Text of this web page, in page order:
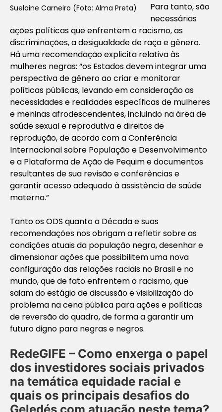
Suelaine Carneiro (Foto: Alma Preta)
Para tanto, são
necessárias
ações políticas que enfrentem o racismo, as
discriminações, a desigualdade de raça e gênero.
Há uma recomendação explicita relativa às
mulheres negras: “os Estados devem integrar uma
perspectiva de gênero ao criar e monitorar
políticas públicas, levando em consideração as
necessidades e realidades específicas de mulheres
e meninas afrodescendentes, incluindo na área de
saúde sexual e reprodutiva e direitos de
reprodução, de acordo com a Conferência
Internacional sobre População e Desenvolvimento
e a Plataforma de Ação de Pequim e documentos
resultantes de sua revisão e conferências e
garantir acesso adequado à assistência de saúde
materna.”
Tanto os ODS quanto a Década e suas
recomendações nos obrigam a refletir sobre as
condições atuais da população negra, desenhar e
dimensionar ações que possibilitem uma nova
configuração das relações raciais no Brasil e no
mundo, que de fato enfrentem o racismo, que
saiam do estágio de discussão e visibilização do
problema na cena pública para ações e políticas
de reversão do quadro, de forma a garantir um
futuro digno para negras e negros.
RedeGIFE – Como enxerga o papel
dos investidores sociais privados
na temática equidade racial e
quais os principais desafios do
Geledés com atuação neste tema?